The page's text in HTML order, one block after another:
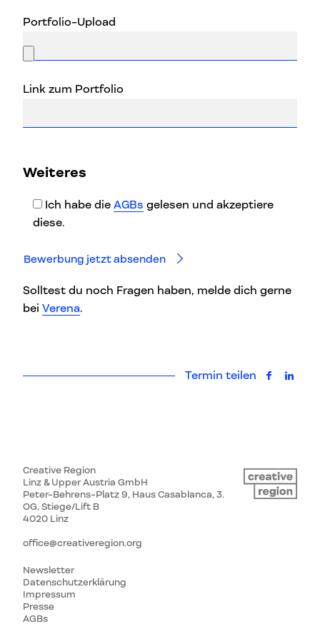
Portfolio-Upload
Link zum Portfolio
lasse
Feld
leer.
Weiteres
Ich habe die AGBs gelesen und akzeptiere
diese.
Solltest du noch Fragen haben, melde dich gerne
bei Verena.
Termin teilen auf auf
Creative Region
Linz & Upper Austria GmbH
Peter-Behrens-Platz 9, Haus Casablanca, 3.
OG, Stiege/Lift B
4020 Linz
office@creativeregion.org
Newsletter
Datenschutzerklärung
Impressum
Presse
AGBs